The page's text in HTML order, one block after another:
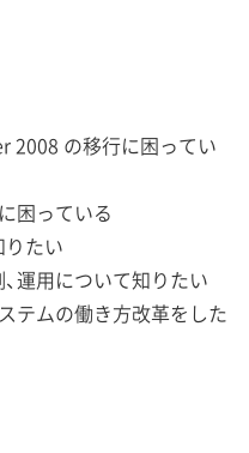
2008 の移行に困ってい
困っている
たい
運用について知りたい
テムの働き方改革をした